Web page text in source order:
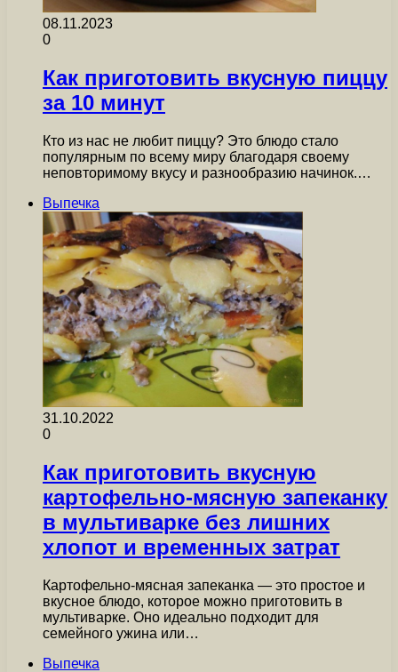
08.11.2023
0
Как приготовить вкусную пиццу
за 10 минут
Кто из нас не любит пиццу? Это блюдо стало
популярным по всему миру благодаря своему
неповторимому вкусу и разнообразию начинок.…
Выпечка
31.10.2022
0
Как приготовить вкусную
картофельно-мясную запеканку
в мультиварке без лишних
хлопот и временных затрат
Картофельно-мясная запеканка — это простое и
вкусное блюдо, которое можно приготовить в
мультиварке. Оно идеально подходит для
семейного ужина или…
Выпечка